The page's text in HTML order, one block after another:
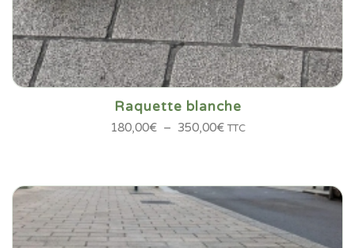
Raquette blanche
180,00€ – 350,00€Plage
à
350,00€
TTC